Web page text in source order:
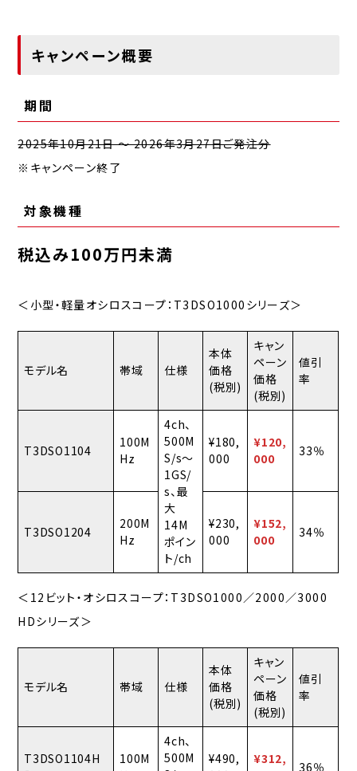
キャンペーン概要
期間
2025年10月21日 ～ 2026年3月27日ご発注分
※キャンペーン終了
対象機種
税込み100万円未満
＜小型・軽量オシロスコープ：T3DSO1000シリーズ＞
モデル名 帯域 仕様
本体
価格
(税別)
キャン
ペーン
価格
(税別)
値引
率
T3DSO1104
100M
Hz
4ch、
500M
S/s〜
1GS/
s、最
大
14M
ポイン
ト/ch
¥180,
000
¥120,
000
33％
T3DSO1204
200M
Hz
¥230,
000
¥152,
000
34％
＜12ビット・オシロスコープ：T3DSO1000／2000／3000
HDシリーズ＞
モデル名 帯域 仕様
本体
価格
(税別)
キャン
ペーン
価格
(税別)
値引
率
T3DSO1104H
100M
4ch、
500M
¥490,
¥312,
36％